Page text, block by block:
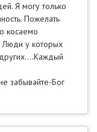
Я могу только
Пожелать
косаемо
Люди у которых
других.…Каждый
забывайте-Бог